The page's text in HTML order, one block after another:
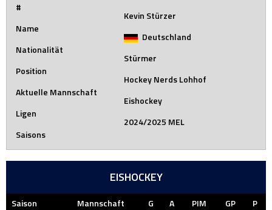
#
Name
Kevin Stürzer
Nationalität
Deutschland
Position
Stürmer
Aktuelle Mannschaft
Hockey Nerds Lohhof
Ligen
Eishockey
Saisons
2024/2025 MEL
EISHOCKEY
Saison Mannschaft G A PIM GP
P